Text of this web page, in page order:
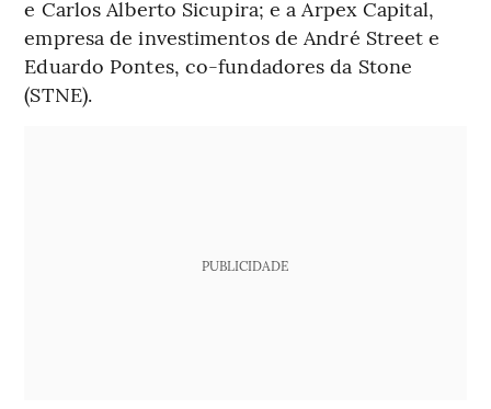
e Carlos Alberto Sicupira; e a Arpex Capital,
empresa de investimentos de André Street e
Eduardo Pontes, co-fundadores da Stone
(STNE).
PUBLICIDADE